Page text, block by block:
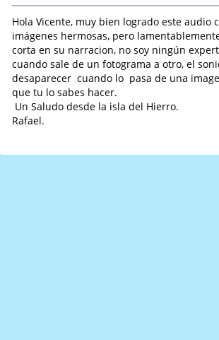
Hola Vicente, muy bien logrado este audio
imágenes hermosas, pero
corta en su narracion, no soy ningún
cuando sale de un fotograma a otro, el
desaparecer cuando lo pasa de una
que tu lo sabes hacer.
Un Saludo desde la isla del Hierro.
Rafael.